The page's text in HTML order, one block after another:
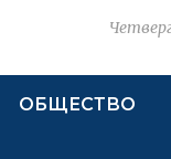
ОБЩЕСТВО